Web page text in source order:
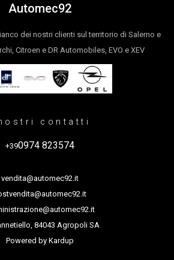
Automec92
dei nostri clienti sul territorio di Salerno e
Citroen e DR Automobiles, EVO e XEV
contatti
+390974 823574
vendita@automec92.it
84043 Agropoli SA
Powered by Kardup